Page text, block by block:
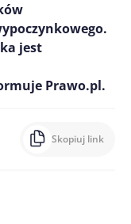
jest
Prawo.pl.
Skopiuj link